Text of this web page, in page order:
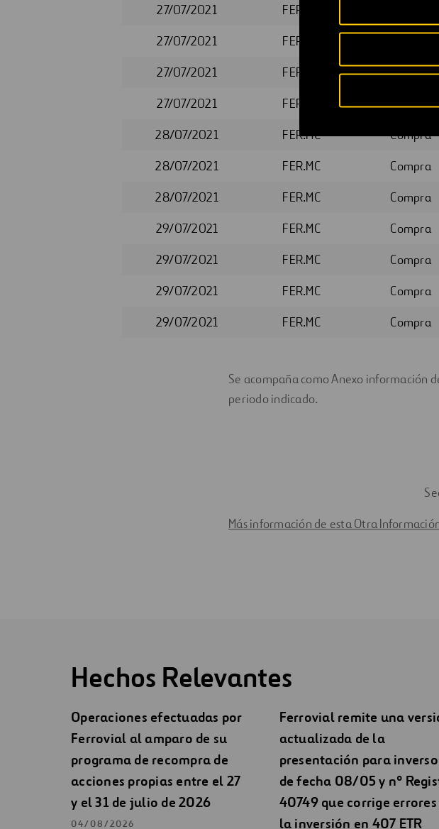
27/07/2021
FER.MC
27/07/2021
FER.MC
27/07/2021
FER.MC Compra
27/07/2021
FER.MC Compra
28/07/2021
FER.MC Compra
28/07/2021
FER.MC Compra
28/07/2021
FER.MC Compra
29/07/2021
FER.MC Compra
29/07/2021
FER.MC Compra
29/07/2021
FER.MC Compra
29/07/2021
FER.MC Compra
Se acompaña como Anexo información
periodo indicado.
Más información de esta Otra
Hechos Relevantes
Operaciones efectuadas por
Ferrovial al amparo de su
programa de recompra de
acciones propias entre el 27
y el 31 de julio de 2026
04/08/2026
Ferrovial remite una
actualizada de la
presentación para
de fecha 08/05 y nº
40749 que corrige errores
la inversión en 407 ETR